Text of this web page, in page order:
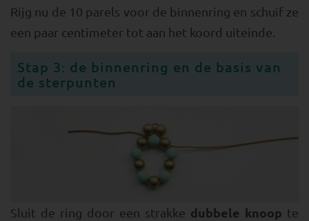
Rijg nu de 10 parels voor de binnenring en schuif ze
een paar centimeter tot aan het koord uiteinde.
Stap 3: de binnenring en de basis van
de sterpunten
Sluit de ring door een strakke dubbele knoop te